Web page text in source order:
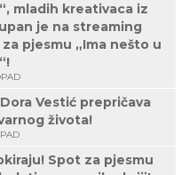
mladih kreativaca iz
je na streaming
pjesmu „Ima nešto u
Vestić prepričava
života!
Spot za pjesmu